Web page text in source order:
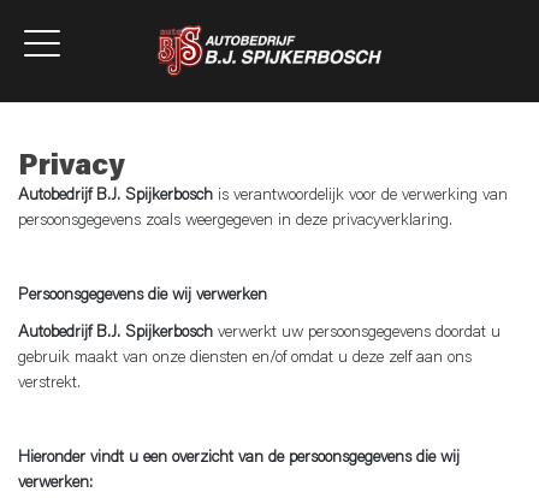
Privacy
Autobedrijf B.J. Spijkerbosch is verantwoordelijk voor de verwerking van
persoonsgegevens zoals weergegeven in deze privacyverklaring.
Persoonsgegevens die wij verwerken
Autobedrijf B.J. Spijkerbosch verwerkt uw persoonsgegevens doordat u
gebruik maakt van onze diensten en/of omdat u deze zelf aan ons
verstrekt.
Hieronder vindt u een overzicht van de persoonsgegevens die wij
verwerken: